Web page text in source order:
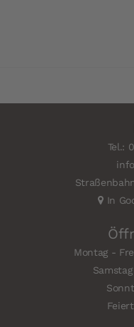
Tel.:
In
Montag -